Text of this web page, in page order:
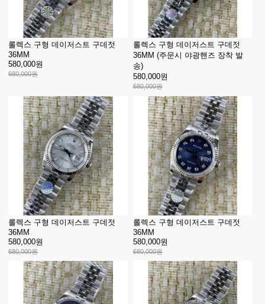
롤렉스 구형 데이저스트 구데젓
36MM
580,000원
680,000원
롤렉스 구형 데이저스트 구데젓
36MM (주문시 야광핸즈 장착 발
송)
580,000원
680,000원
롤렉스 구형 데이저스트 구데젓
36MM
580,000원
680,000원
롤렉스 구형 데이저스트 구데젓
36MM
580,000원
680,000원